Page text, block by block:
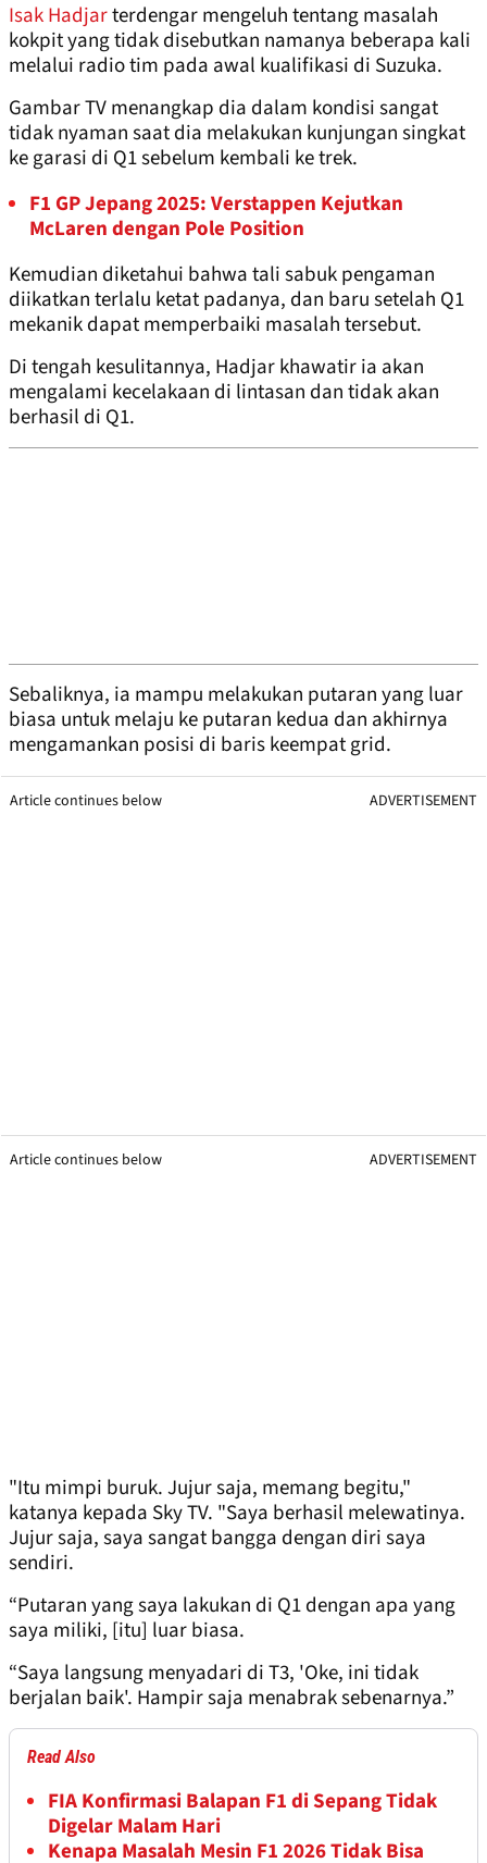
Isak Hadjarterdengar mengeluh tentang masalah
kokpit yang tidak disebutkan namanya beberapa kali
melalui radio tim pada awal kualifikasi di Suzuka.
Gambar TV menangkap dia dalam kondisi sangat
tidak nyaman saat dia melakukan kunjungan singkat
ke garasi di Q1 sebelum kembali ke trek.
F1 GP Jepang 2025: Verstappen Kejutkan
McLaren dengan Pole Position
Kemudian diketahui bahwa tali sabuk pengaman
diikatkan terlalu ketat padanya, dan baru setelah Q1
mekanik dapat memperbaiki masalah tersebut.
Di tengah kesulitannya, Hadjar khawatir ia akan
mengalami kecelakaan di lintasan dan tidak akan
berhasil di Q1.
Sebaliknya, ia mampu melakukan putaran yang luar
biasa untuk melaju ke putaran kedua dan akhirnya
mengamankan posisi di baris keempat grid.
Article continues below ADVERTISEMENT
Article continues below ADVERTISEMENT
"Itu mimpi buruk. Jujur saja, memang begitu,"
katanya kepada Sky TV. "Saya berhasil melewatinya.
Jujur saja, saya sangat bangga dengan diri saya
sendiri.
“Putaran yang saya lakukan di Q1 dengan apa yang
saya miliki, [itu] luar biasa.
“Saya langsung menyadari di T3, 'Oke, ini tidak
berjalan baik'. Hampir saja menabrak sebenarnya.”
Read Also
FIA Konfirmasi Balapan F1 di Sepang Tidak
Digelar Malam Hari
Kenapa Masalah Mesin F1 2026 Tidak Bisa